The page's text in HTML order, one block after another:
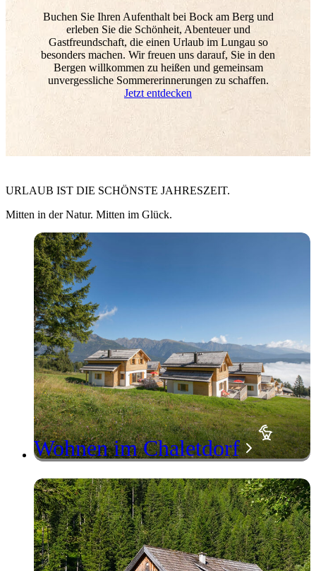
Buchen Sie Ihren Aufenthalt bei Bock am Berg und
erleben Sie die Schönheit, Abenteuer und
Gastfreundschaft, die einen Urlaub im Lungau so
besonders machen. Wir freuen uns darauf, Sie in den
Bergen willkommen zu heißen und gemeinsam
unvergessliche Sommererinnerungen zu schaffen.
Jetzt entdecken
URLAUB IST DIE SCHÖNSTE JAHRESZEIT.
Mitten in der Natur. Mitten im Glück.
Wohnen im Chaletdorf